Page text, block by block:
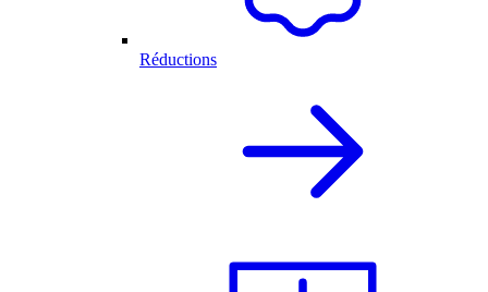
Réductions